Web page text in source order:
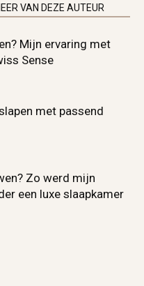
VAN DEZE AUTEUR
Mijn ervaring met
Sense
met passend
Zo werd mijn
een luxe slaapkamer